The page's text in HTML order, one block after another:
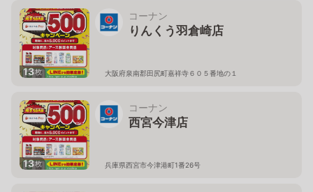
13枚
コーナン
りんくう羽倉崎店
大阪府泉南郡田尻町嘉祥寺６０５番地の１
13枚
コーナン
西宮今津店
兵庫県西宮市今津港町1番26号